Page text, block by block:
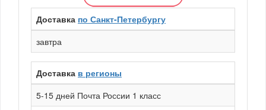
Доставка по Санкт-Петербургу
завтра
Доставка в регионы
5-15 дней Почта России 1 класс